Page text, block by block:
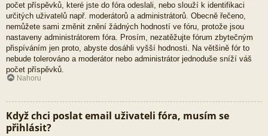
počet příspěvků, které jste do fóra odeslali, nebo slouží k identifikaci
určitých uživatelů např. moderátorů a administrátorů. Obecně řečeno,
nemůžete sami změnit znění žádných hodností ve fóru, protože jsou
nastaveny administrátorem fóra. Prosím, nezatěžujte fórum zbytečným
přispíváním jen proto, abyste dosáhli vyšší hodnosti. Na většině fór to
nebude tolerováno a moderátor nebo administrátor jednoduše sníží váš
počet příspěvků.
Nahoru
Když chci poslat email uživateli fóra, musím se
přihlásit?